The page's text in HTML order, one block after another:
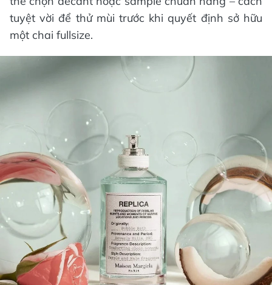
tuyệt vời để thử mùi trước khi quyết định sở hữu
một chai fullsize.